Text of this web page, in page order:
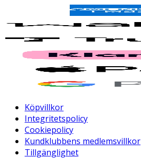
Köpvillkor
Integritetspolicy
Cookiepolicy
Kundklubbens medlemsvillkor
Tillgänglighet